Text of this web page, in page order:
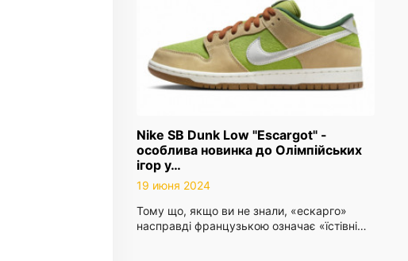
Nike SB Dunk Low "Escargot" -
особлива новинка до Олімпійських
ігор у…
19 июня 2024
Тому що, якщо ви не знали, «ескарго»
насправді французькою означає «їстівні…